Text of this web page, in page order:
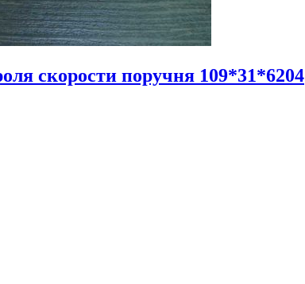
cкорости поручня 109*31*6204